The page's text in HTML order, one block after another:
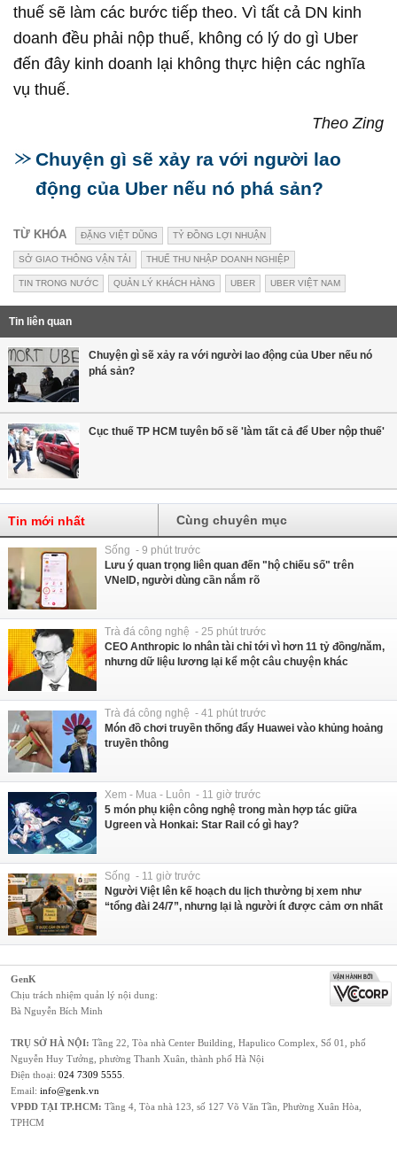
thuế sẽ làm các bước tiếp theo. Vì tất cả DN kinh
doanh đều phải nộp thuế, không có lý do gì Uber
đến đây kinh doanh lại không thực hiện các nghĩa
vụ thuế.
Theo Zing
Chuyện gì sẽ xảy ra với người lao
động của Uber nếu nó phá sản?
TỪ KHÓA ĐẶNG VIỆT DŨNG TỶ ĐỒNG LỢI NHUẬN
SỞ GIAO THÔNG VẬN TẢI THUẾ THU NHẬP DOANH NGHIỆP
TIN TRONG NƯỚC QUẢN LÝ KHÁCH HÀNG UBER UBER VIỆT NAM
Tin liên quan
Chuyện gì sẽ xảy ra với người lao động của Uber nếu nó
phá sản?
Cục thuế TP HCM tuyên bố sẽ 'làm tất cả để Uber nộp thuế'
Tin mới nhất Cùng chuyên mục
Sống - 9 phút trước
Lưu ý quan trọng liên quan đến "hộ chiếu số" trên
VNeID, người dùng cần nắm rõ
Trà đá công nghệ - 25 phút trước
CEO Anthropic lo nhân tài chỉ tới vì hơn 11 tỷ đồng/năm,
nhưng dữ liệu lương lại kể một câu chuyện khác
Trà đá công nghệ - 41 phút trước
Món đồ chơi truyền thống đẩy Huawei vào khủng hoảng
truyền thông
Xem - Mua - Luôn - 11 giờ trước
5 món phụ kiện công nghệ trong màn hợp tác giữa
Ugreen và Honkai: Star Rail có gì hay?
Sống - 11 giờ trước
Người Việt lên kế hoạch du lịch thường bị xem như
“tổng đài 24/7”, nhưng lại là người ít được cảm ơn nhất
GenK
Chịu trách nhiệm quản lý nội dung:
Bà Nguyễn Bích Minh
TRỤ SỞ HÀ NỘI: Tầng 22, Tòa nhà Center Building, Hapulico Complex, Số 01, phố
Nguyễn Huy Tưởng, phường Thanh Xuân, thành phố Hà Nội
Điện thoại: 024 7309 5555
Email: info@genk.vn
VPĐD TẠI TP.HCM: Tầng 4, Tòa nhà 123, số 127 Võ Văn Tần, Phường Xuân Hòa,
TPHCM